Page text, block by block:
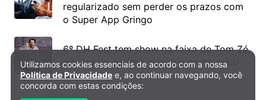
regularizado sem perder os prazos com
o Super App Gringo
6º DH Fest tem show na faixa de Tom Zé,
mostra de cinema, teatro e muito mais!
Política de Privacidade e Cookies
Utilizamos cookies essenciais de acordo com a nossa
Política de Privacidade e, ao continuar navegando, você
concorda com estas condições: